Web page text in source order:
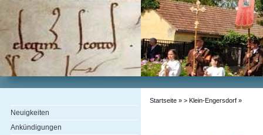
Neuigkeiten
Ankündigungen
Startseite » > Klein-Engersdorf »